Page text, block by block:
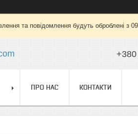
та повідомлення будуть оброблені з
ПРО НАС КОНТАКТИ